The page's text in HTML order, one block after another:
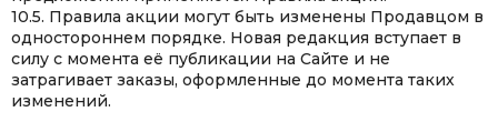
10.5. Правила акции могут быть изменены Продавцом в
одностороннем порядке. Новая редакция вступает в
силу с момента её публикации на Сайте и не
затрагивает заказы, оформленные до момента таких
изменений.